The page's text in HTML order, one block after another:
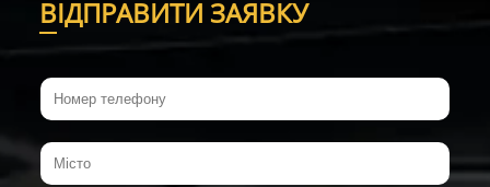
ВІДПРАВИТИ ЗАЯВКУ